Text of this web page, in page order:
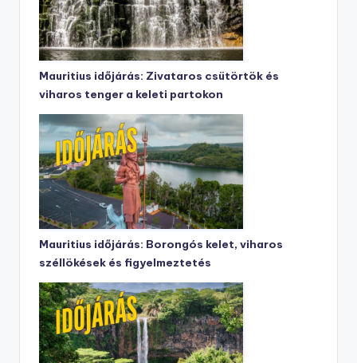
Mauritius időjárás: Zivataros csütörtök és
viharos tenger a keleti partokon
Mauritius időjárás: Borongós kelet, viharos
széllökések és figyelmeztetés